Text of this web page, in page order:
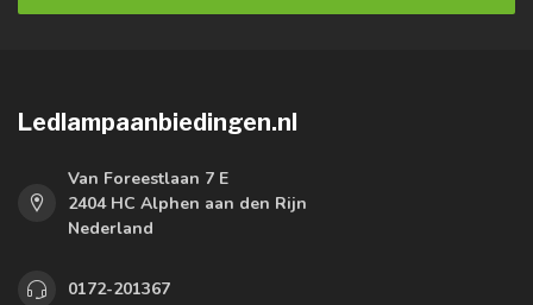
Ledlampaanbiedingen.nl
Van Foreestlaan 7 E
2404 HC Alphen aan den Rijn
Nederland
0172-201367